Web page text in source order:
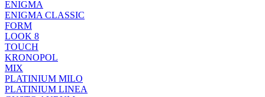
ENIGMA
ENIGMA CLASSIC
FORM
LOOK 8
TOUCH
KRONOPOL
MIX
PLATINIUM MILO
PLATINIUM LINEA